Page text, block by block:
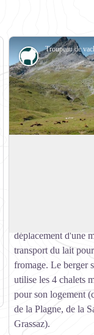
Pastoralisme
déplacement d'une
transport du lait
fromage. Le berger
utilise les 4 chalets
pour son logement
de la Plagne, de la
Grassaz).